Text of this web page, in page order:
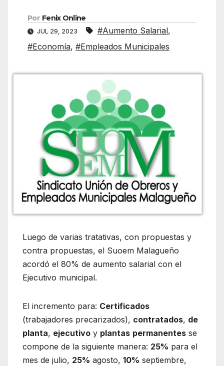
Por Fenix Online
JUL 29, 2023 #Aumento Salarial,
#Economía, #Empleados Municipales
Luego de varias tratativas, con propuestas y
contra propuestas, el Suoem Malagueño
acordó el 80% de aumento salarial con el
Ejecutivo municipal.
El incremento para: Certificados
(trabajadores precarizados), contratados, de
planta, ejecutivo y plantas permanentes se
compone de la siguiente manera: 25% para el
mes de julio, 25% agosto, 10% septiembre,